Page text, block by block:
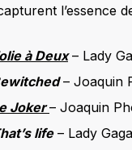
l’essence
à Deux– Lady
– Joaquin
Joker– Joaquin
life– Lady Gaga